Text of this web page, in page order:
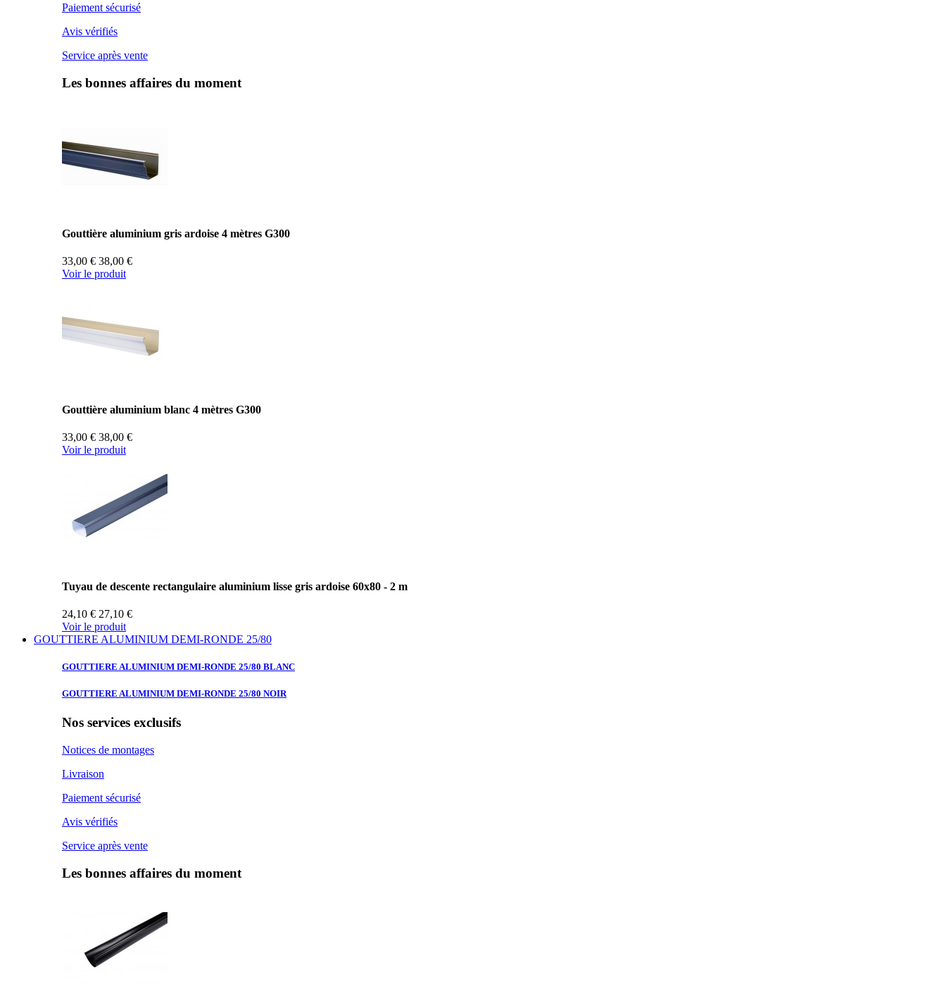
Paiement sécurisé
Avis vérifiés
Service après vente
Les bonnes affaires du moment
Gouttière aluminium gris ardoise 4 mètres G300
33,00 € 38,00 €
Voir le produit
Gouttière aluminium blanc 4 mètres G300
33,00 € 38,00 €
Voir le produit
Tuyau de descente rectangulaire aluminium lisse gris ardoise 60x80 - 2 m
24,10 € 27,10 €
Voir le produit
GOUTTIERE ALUMINIUM DEMI-RONDE 25/80
GOUTTIERE ALUMINIUM DEMI-RONDE 25/80 BLANC
GOUTTIERE ALUMINIUM DEMI-RONDE 25/80 NOIR
Nos services exclusifs
Notices de montages
Livraison
Paiement sécurisé
Avis vérifiés
Service après vente
Les bonnes affaires du moment